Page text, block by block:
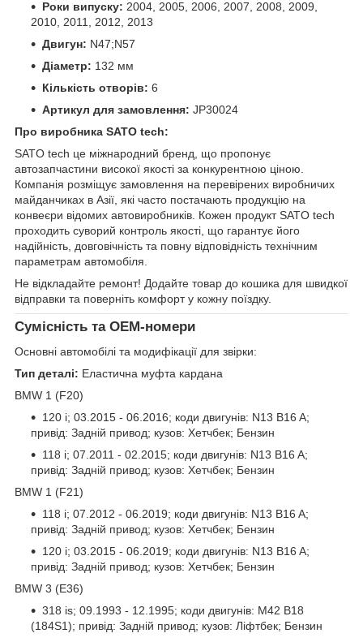
Роки випуску: 2004, 2005, 2006, 2007, 2008, 2009,
2010, 2011, 2012, 2013
Двигун: N47;N57
Діаметр: 132 мм
Кількість отворів: 6
Артикул для замовлення: JP30024
Про виробника SATO tech:
SATO tech це міжнародний бренд, що пропонує
автозапчастини високої якості за конкурентною ціною.
Компанія розміщує замовлення на перевірених виробничих
майданчиках в Азії, які часто постачають продукцію на
конвеєри відомих автовиробників. Кожен продукт SATO tech
проходить суворий контроль якості, що гарантує його
надійність, довговічність та повну відповідність технічним
параметрам автомобіля.
Не відкладайте ремонт! Додайте товар до кошика для швидкої
відправки та поверніть комфорт у кожну поїздку.
Сумісність та OEM-номери
Основні автомобілі та модифікації для звірки:
Тип деталі: Еластична муфта кардана
BMW 1 (F20)
120 i; 03.2015 - 06.2016; коди двигунів: N13 B16 A;
привід: Задній привод; кузов: Хетчбек; Бензин
118 i; 07.2011 - 02.2015; коди двигунів: N13 B16 A;
привід: Задній привод; кузов: Хетчбек; Бензин
BMW 1 (F21)
118 i; 07.2012 - 06.2019; коди двигунів: N13 B16 A;
привід: Задній привод; кузов: Хетчбек; Бензин
120 i; 03.2015 - 06.2019; коди двигунів: N13 B16 A;
привід: Задній привод; кузов: Хетчбек; Бензин
BMW 3 (E36)
318 is; 09.1993 - 12.1995; коди двигунів: M42 B18
(184S1); привід: Задній привод; кузов: Ліфтбек; Бензин